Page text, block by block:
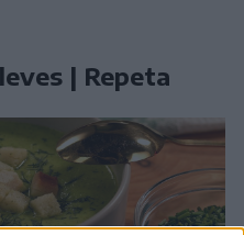
| Repeta